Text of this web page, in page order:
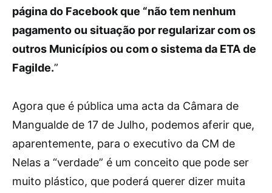
página do Facebook que “não tem nenhum
pagamento ou situação por regularizar com os
outros Municípios ou com o sistema da ETA de
Fagilde.”
Agora que é pública uma acta da Câmara de
Mangualde de 17 de Julho, podemos aferir que,
aparentemente, para o executivo da CM de
Nelas a “verdade” é um conceito que pode ser
muito plástico, que poderá querer dizer muita